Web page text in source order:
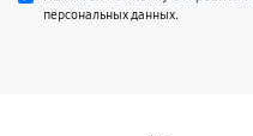
персональных данных.